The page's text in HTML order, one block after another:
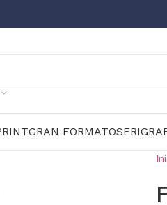
GRAN FORMATO